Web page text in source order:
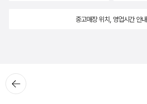
뒤로가
기
중고매장 위치, 영업시간 안내